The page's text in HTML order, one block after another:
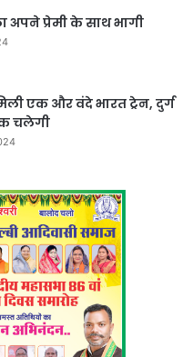
अपने प्रेमी के साथ भागी
एक और वंदे भारत ट्रेन, दुर्ग
चलेगी